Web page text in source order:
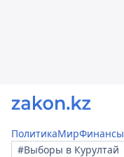
ПолитикаМирФинансы
#Выборы в Курултай